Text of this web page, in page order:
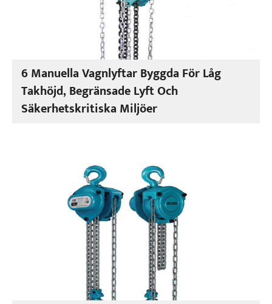
6 Manuella Vagnlyftar Byggda För Låg
Takhöjd, Begränsade Lyft Och
Säkerhetskritiska Miljöer